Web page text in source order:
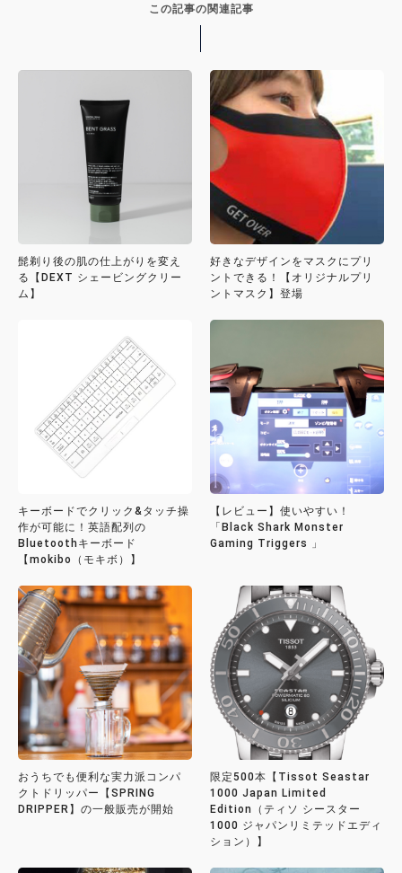
この記事の関連記事
髭剃り後の肌の仕上がりを変え
る【DEXT シェービングクリー
ム】
好きなデザインをマスクにプリ
ントできる！【オリジナルプリ
ントマスク】登場
キーボードでクリック&タッチ操
作が可能に！英語配列の
Bluetoothキーボード
【mokibo（モキボ）】
【レビュー】使いやすい！
「Black Shark Monster
Gaming Triggers 」
おうちでも便利な実力派コンパ
クトドリッパー【SPRING
DRIPPER】の一般販売が開始
限定500本【Tissot Seastar
1000 Japan Limited
Edition（ティソ シースター
1000 ジャパンリミテッドエディ
ション）】